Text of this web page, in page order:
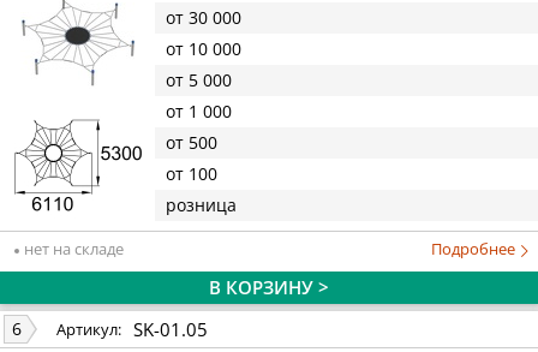
от 30 000
от 10 000
от 5 000
от 1 000
от 500
от 100
розница
нет на складе Подробнее
В КОРЗИНУ >
6 Артикул: SK-01.05